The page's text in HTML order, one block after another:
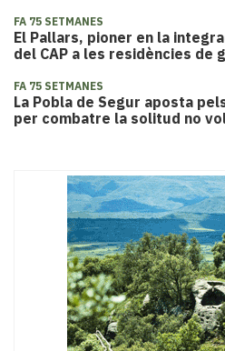
FA 75 SETMANES
El Pallars, pioner en la
del CAP a les residències de
FA 75 SETMANES
La Pobla de Segur aposta
per combatre la solitud no